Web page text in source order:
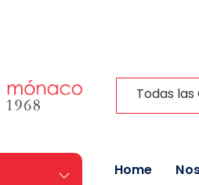
Todas
Home